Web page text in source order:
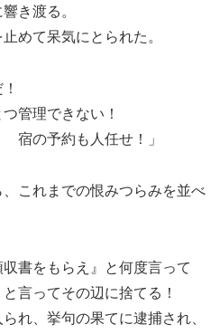
き渡る。
めて呆気にとられた。
管理できない！
宿の予約も人任せ！」
これまでの恨みつらみを並べ
収書をもらえ』と何度言って
言ってその辺に捨てる！
れ、挙句の果てに逮捕され、